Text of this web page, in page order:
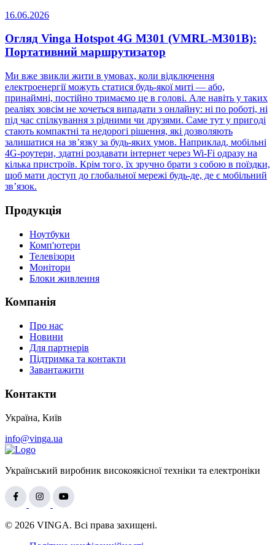
16.06.2026
Огляд Vinga Hotspot 4G M301 (VMRL-M301B):
Портативний маршрутизатор
Ми вже звикли жити в умовах, коли відключення
електроенергії можуть статися будь-якої миті — або,
принаймні, постійно тримаємо це в голові. Але навіть у таких
реаліях зовсім не хочеться випадати з онлайну: ні по роботі, ні
під час спілкування з рідними чи друзями. Саме тут у пригоді
стають компактні та недорогі рішення, які дозволяють
залишатися на зв’язку за будь-яких умов. Наприклад, мобільні
4G-роутери, здатні роздавати інтернет через Wi-Fi одразу на
кілька пристроїв. Крім того, їх зручно брати з собою в поїздки,
щоб мати доступ до глобальної мережі будь-де, де є мобільний
зв’язок.
Продукція
Ноутбуки
Комп'ютери
Телевізори
Монітори
Блоки живлення
Компанія
Про нас
Новини
Для партнерів
Підтримка та контакти
Завантажити
Контакти
Україна, Київ
info@vinga.ua
Український виробник високоякісної техніки та електроніки
© 2026 VINGA. Всі права захищені.